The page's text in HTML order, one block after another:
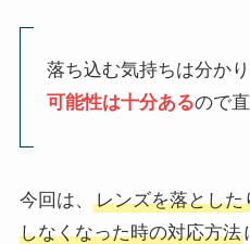
落ち込む気持ちは分か
可能性は十分あるので
今回は、
レンズを落とし
しなくなった時の対応方法